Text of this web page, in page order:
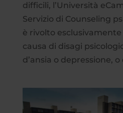
difficili, l’Università
Servizio di Counseling
è rivolto
causa di disagi
d’ansia o depressione, o